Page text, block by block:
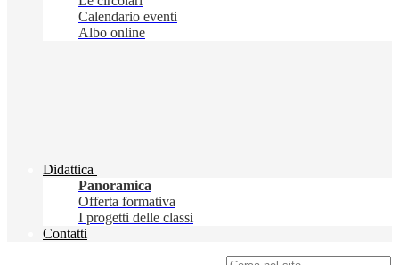
Calendario eventi
Albo online
Didattica
Panoramica
Offerta formativa
I progetti delle classi
Contatti